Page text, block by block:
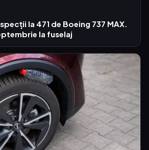
la 471 de Boeing 737 MAX.
la fuselaj